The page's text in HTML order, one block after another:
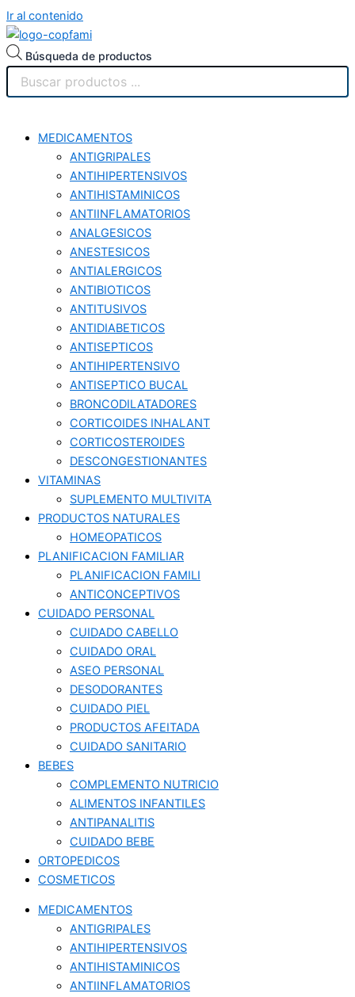
Ir al contenido
Búsqueda de productos
MEDICAMENTOS
ANTIGRIPALES
ANTIHIPERTENSIVOS
ANTIHISTAMINICOS
ANTIINFLAMATORIOS
ANALGESICOS
ANESTESICOS
ANTIALERGICOS
ANTIBIOTICOS
ANTITUSIVOS
ANTIDIABETICOS
ANTISEPTICOS
ANTIHIPERTENSIVO
ANTISEPTICO BUCAL
BRONCODILATADORES
CORTICOIDES INHALANT
CORTICOSTEROIDES
DESCONGESTIONANTES
VITAMINAS
SUPLEMENTO MULTIVITA
PRODUCTOS NATURALES
HOMEOPATICOS
PLANIFICACION FAMILIAR
PLANIFICACION FAMILI
ANTICONCEPTIVOS
CUIDADO PERSONAL
CUIDADO CABELLO
CUIDADO ORAL
ASEO PERSONAL
DESODORANTES
CUIDADO PIEL
PRODUCTOS AFEITADA
CUIDADO SANITARIO
BEBES
COMPLEMENTO NUTRICIO
ALIMENTOS INFANTILES
ANTIPANALITIS
CUIDADO BEBE
ORTOPEDICOS
COSMETICOS
MEDICAMENTOS
ANTIGRIPALES
ANTIHIPERTENSIVOS
ANTIHISTAMINICOS
ANTIINFLAMATORIOS